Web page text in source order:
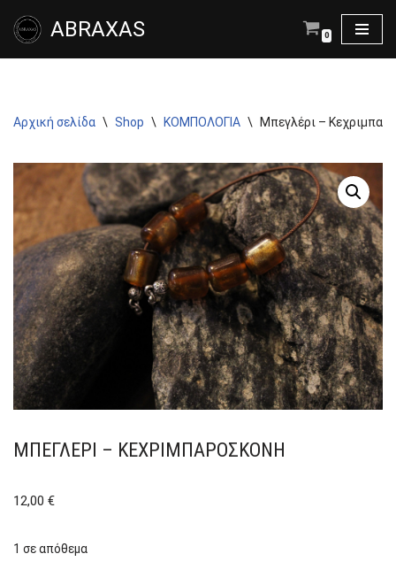
Μεταπηδήστε
ABRAXAS 0
Αρχική σελίδα \ Shop \ ΚΟΜΠΟΛΟΓΙΑ \ Μπεγλέρι –
ΜΠΕΓΛΈΡΙ – ΚΕΧΡΙΜΠΑΡΌΣΚΟΝΗ
12,00 €
1 σε απόθεμα